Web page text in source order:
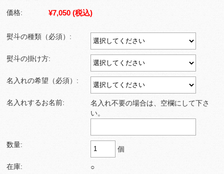
価格: ¥7,050 (税込)
熨斗の種類（必須）:
熨斗の掛け方:
名入れの希望（必須）:
名入れするお名前:
名入れ不要の場合は、空欄にして下さ
い。
数量:
個
在庫: ○